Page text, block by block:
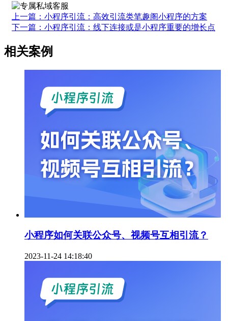
上一篇：小程序引流：高效引流类笔趣阁小程序的方案
下一篇：小程序引流：线下连接或是小程序重要的增长点
相关案例
小程序如何关联公众号、视频号互相引流？
2023-11-24 14:18:40